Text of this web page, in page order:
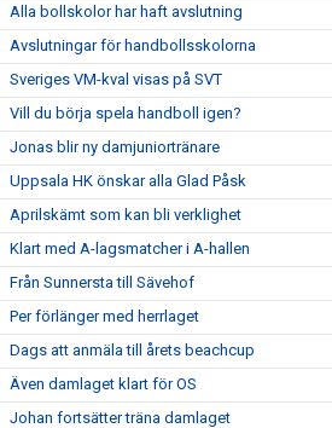
Alla bollskolor har haft avslutning
Avslutningar för handbollsskolorna
Sveriges VM-kval visas på SVT
Vill du börja spela handboll igen?
Jonas blir ny damjuniortränare
Uppsala HK önskar alla Glad Påsk
Aprilskämt som kan bli verklighet
Klart med A-lagsmatcher i A-hallen
Från Sunnersta till Sävehof
Per förlänger med herrlaget
Dags att anmäla till årets beachcup
Även damlaget klart för OS
Johan fortsätter träna damlaget